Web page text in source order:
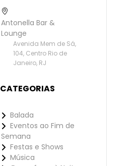
Antonella Bar &
Lounge
Avenida Mem de Sá,
104, Centro Rio de
Janeiro, RJ
CATEGORIAS
Balada
Eventos ao Fim de
Semana
Festas e Shows
Música